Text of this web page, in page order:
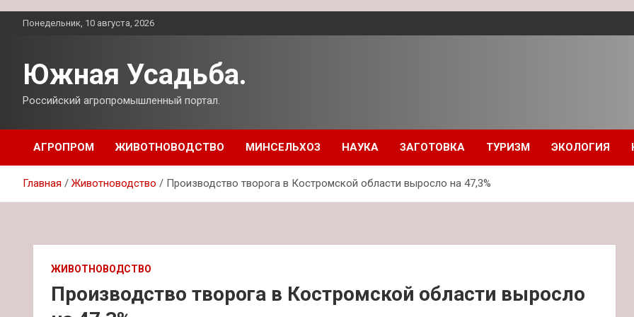
ПерейтиПонедельник, 10 августа, 2026
Южная Усадьба.
Российский агропромышленный портал.
АГРОПРОМ ЖИВОТНОВОДСТВО МИНСЕЛЬХОЗ НАУКА ЗАГОТОВКА ТУРИЗМ ЭКОЛОГИЯ
Главная Животноводство Производство творога в Костромской области выросло на 47,3%
ЖИВОТНОВОДСТВО
Производство творога в Костромской области выросло